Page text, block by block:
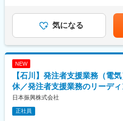
工事系の業務は別も部門の為）
■同社の魅力：
パナソニックGでのtoBの価値発
や商業施設の空調機器、太陽光
客の事業効率化、見える化、最
ワンストップでサービスを提供し
に応えられる為、顧客からの信頼
定した経営を保っています。
＼発注者支援業務とは？／
公共事業の計画や発注に関する
会社（ゼネコン）と発注者（官
とで発注者側の負担を減らしつ
＼教育体制について／
現場・実務を通じて着実に力を身
います。
（1）経験・スキルに応じて、段
（2）先輩社員・上長のフォロー
＞【昇給】年1回（4月）【賞与
別賞与有り（業績により支給）
目（係長）700万円／1級土木
＋賞与）賃金はあくまでも目安
する可能性があります。月給(月
気になる
NEW
【石川】発注者支援業務（電
休／発注者支援業務のリーデ
日本振興株式会社
正社員